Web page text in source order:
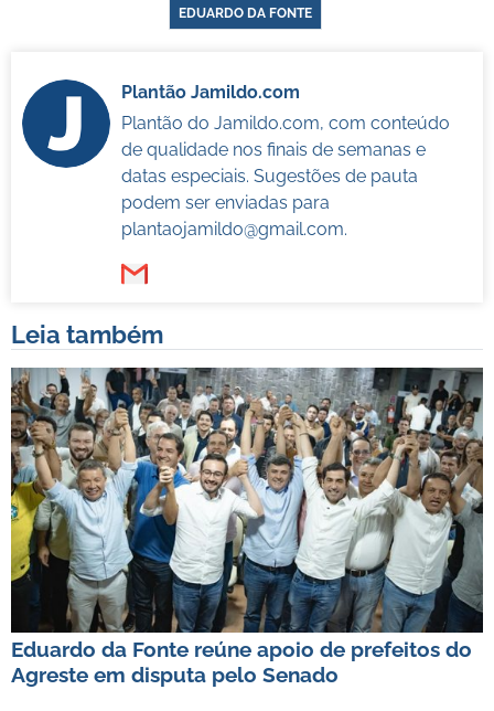
EDUARDO DA FONTE
Plantão Jamildo.com
Plantão do Jamildo.com, com conteúdo
de qualidade nos finais de semanas e
datas especiais. Sugestões de pauta
podem ser enviadas para
plantaojamildo@gmail.com.
Leia também
Eduardo da Fonte reúne apoio de prefeitos do
Agreste em disputa pelo Senado